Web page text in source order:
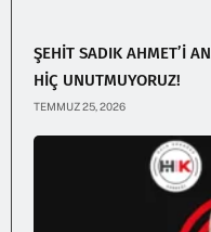
ŞEHİT SADIK AHMET’İ
HİÇ UNUTMUYORUZ!
TEMMUZ 25, 2026